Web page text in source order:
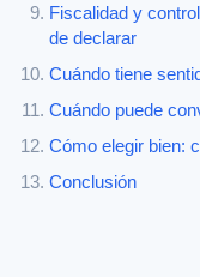
Fiscalidad y
de declarar
Cuándo tiene
Cuándo puede
Cómo elegir bien:
Conclusión